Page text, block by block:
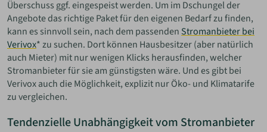
Überschuss ggf. eingespeist werden. Um im Dschungel der
Angebote das richtige Paket für den eigenen Bedarf zu finden,
kann es sinnvoll sein, nach dem passenden Stromanbieter bei
Verivox* zu suchen. Dort können Hausbesitzer (aber natürlich
auch Mieter) mit nur wenigen Klicks herausfinden, welcher
Stromanbieter für sie am günstigsten wäre. Und es gibt bei
Verivox auch die Möglichkeit, explizit nur Öko- und Klimatarife
zu vergleichen.
Tendenzielle Unabhängigkeit vom Stromanbieter